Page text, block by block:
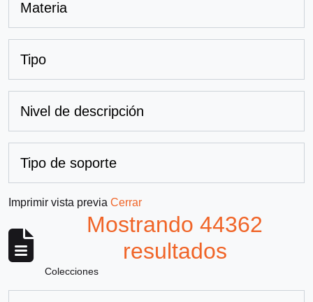
Materia
Tipo
Nivel de descripción
Tipo de soporte
Imprimir vista previa Cerrar
Mostrando 44362
resultados
Colecciones